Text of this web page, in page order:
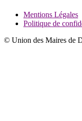
Mentions Légales
Politique de
© Union des Maires de